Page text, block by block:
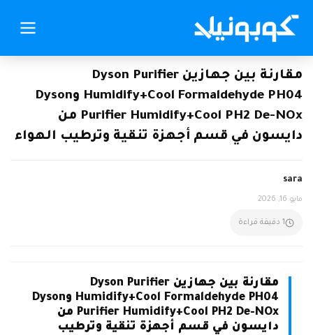
مقارنة بين جهازين Dyson Purifier
Humidify+Cool Formaldehyde PH04 وDyson
Purifier Humidify+Cool PH2 De-NOx من
دايسون في قسم أجهزة تنقية وترطيب الهواء
sara
مايو 16, 2026
1 دقيقة قراءة
مقارنة بين جهازين Dyson Purifier
Humidify+Cool Formaldehyde PH04 وDyson
Purifier Humidify+Cool PH2 De-NOx من
دايسون في قسم أجهزة تنقية وترطيب